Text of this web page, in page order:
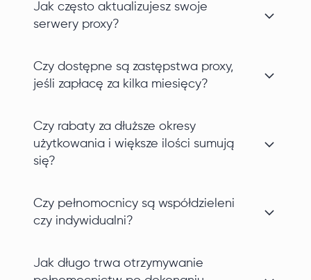
Jak często aktualizujesz swoje
serwery proxy?
Czy dostępne są zastępstwa proxy,
jeśli zapłacę za kilka miesięcy?
Czy rabaty za dłuższe okresy
użytkowania i większe ilości sumują
się?
Czy pełnomocnicy są współdzieleni
czy indywidualni?
Jak długo trwa otrzymywanie